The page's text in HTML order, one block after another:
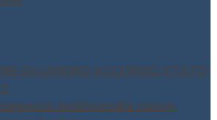
DI LAVORO ACCORDO STATO
Antincendio nuovo